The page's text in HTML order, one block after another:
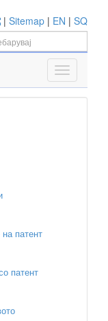
| Sitemap | EN | SQ
патент
патент